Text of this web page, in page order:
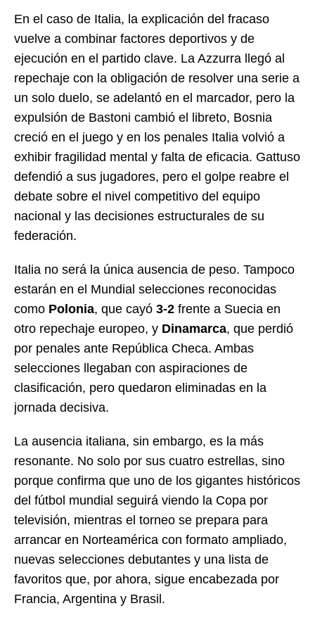
En el caso de Italia, la explicación del fracaso
vuelve a combinar factores deportivos y de
ejecución en el partido clave. La Azzurra llegó al
repechaje con la obligación de resolver una serie a
un solo duelo, se adelantó en el marcador, pero la
expulsión de Bastoni cambió el libreto, Bosnia
creció en el juego y en los penales Italia volvió a
exhibir fragilidad mental y falta de eficacia. Gattuso
defendió a sus jugadores, pero el golpe reabre el
debate sobre el nivel competitivo del equipo
nacional y las decisiones estructurales de su
federación.
Italia no será la única ausencia de peso. Tampoco
estarán en el Mundial selecciones reconocidas
como Polonia, que cayó 3-2 frente a Suecia en
otro repechaje europeo, y Dinamarca, que perdió
por penales ante República Checa. Ambas
selecciones llegaban con aspiraciones de
clasificación, pero quedaron eliminadas en la
jornada decisiva.
La ausencia italiana, sin embargo, es la más
resonante. No solo por sus cuatro estrellas, sino
porque confirma que uno de los gigantes históricos
del fútbol mundial seguirá viendo la Copa por
televisión, mientras el torneo se prepara para
arrancar en Norteamérica con formato ampliado,
nuevas selecciones debutantes y una lista de
favoritos que, por ahora, sigue encabezada por
Francia, Argentina y Brasil.